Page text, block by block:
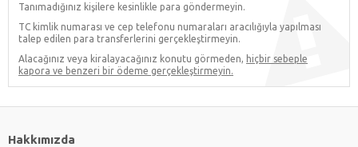
Tanımadığınız kişilere kesinlikle para göndermeyin.
TC kimlik numarası ve cep telefonu numaraları aracılığıyla yapılması
talep edilen para transferlerini gerçekleştirmeyin.
Alacağınız veya kiralayacağınız konutu görmeden, hiçbir sebeple
kapora ve benzeri bir ödeme gerçekleştirmeyin.
Hakkımızda